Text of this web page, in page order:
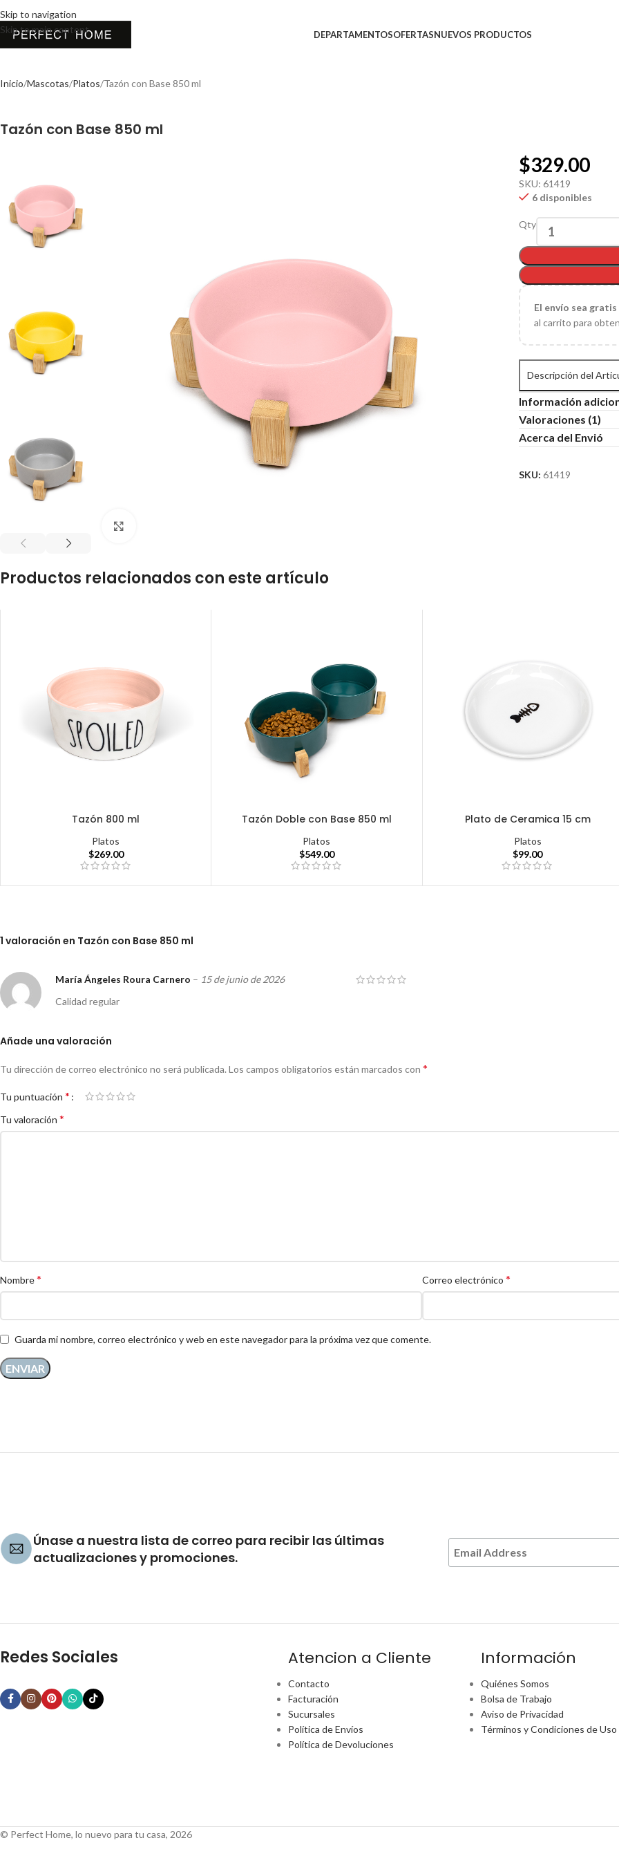
Skip to navigation
Skip to main content
DEPARTAMENTOSOFERTASNUEVOS PRODUCTOS
Inicio Mascotas Platos Tazón con Base 850 ml
Tazón con Base 850 ml
$329.00
SKU:61419
6 disponibles
Qty
El envío sea
al carrito para
Descripción del
Información
Valoraciones (1)
Acerca del Envió
SKU:61419
Productos relacionados con este artículo
Tazón 800 ml
Platos
$269.00
Tazón Doble con Base 850 ml
Platos
$549.00
Plato de Ceramica 15 cm
Platos
$99.00
1 valoración en Tazón con Base 850 ml
María Ángeles Roura Carnero – 15 de junio de 2026
Calidad regular
Añade una valoración
Tu dirección de correo electrónico no será publicada.Los campos obligatorios están marcados con *
Tu puntuación *
Tu valoración *
Nombre* Correo electrónico *
Guarda mi nombre, correo electrónico y web en este navegador para la próxima vez que comente.
Únase a nuestra lista de correo para recibir las últimas
actualizaciones y promociones.
Redes Sociales Atencion a Cliente
Contacto
Facturación
Sucursales
Política de Envíos
Política de Devoluciones
Información
Quiénes Somos
Bolsa de Trabajo
Aviso de Privacidad
Términos y Condiciones de Uso
© Perfect Home, lo nuevo para tu casa, 2026